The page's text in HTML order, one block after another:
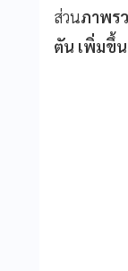
ส่วนภาพร
ตัน เพิ่มขึ้